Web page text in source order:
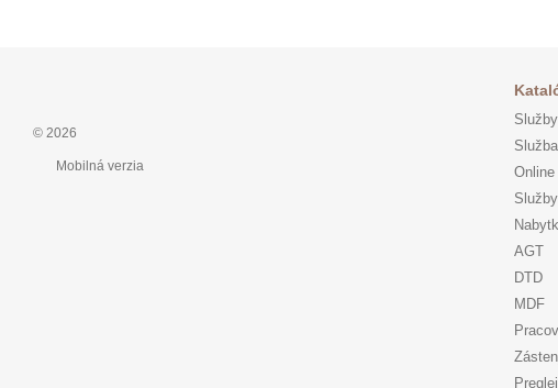
© 2026
Mobilná verzia
Služby
AGT
DTD
MDF